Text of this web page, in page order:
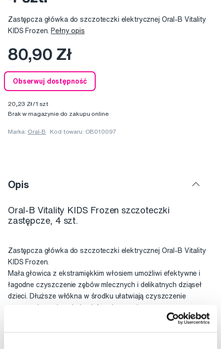
Zastępcza główka do szczoteczki elektrycznej Oral-B Vitality
KIDS Frozen. Pełny opis
80,90 Zł
Obserwuj dostępność
20,23 Zł/1 szt
Brak w magazynie do zakupu online
Marka: Oral-B Kod towaru: OB010097
Opis
Oral-B Vitality KIDS Frozen szczoteczki
zastępcze, 4 szt.
Zastępcza główka do szczoteczki elektrycznej Oral-B Vitality
KIDS Frozen.
Mała głowica z ekstramiękkim włosiem umożliwi efektywne i
łagodne czyszczenie zębów mlecznych i delikatnych dziąseł
dzieci. Dłuższe włókna w środku ułatwiają czyszczenie
Głowica do czyszczenia posiada gwint ze wskaźnikiem